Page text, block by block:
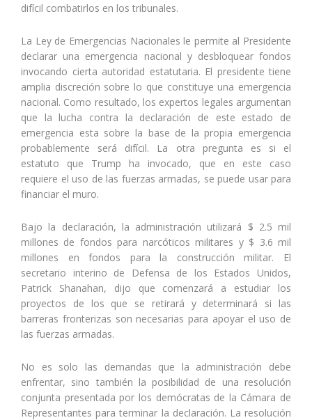
difícil combatirlos en los tribunales.
La Ley de Emergencias Nacionales le permite al Presidente
declarar una emergencia nacional y desbloquear fondos
invocando cierta autoridad estatutaria. El presidente tiene
amplia discreción sobre lo que constituye una emergencia
nacional. Como resultado, los expertos legales argumentan
que la lucha contra la declaración de este estado de
emergencia esta sobre la base de la propia emergencia
probablemente será difícil. La otra pregunta es si el
estatuto que Trump ha invocado, que en este caso
requiere el uso de las fuerzas armadas, se puede usar para
financiar el muro.
Bajo la declaración, la administración utilizará $ 2.5 mil
millones de fondos para narcóticos militares y $ 3.6 mil
millones en fondos para la construcción militar. El
secretario interino de Defensa de los Estados Unidos,
Patrick Shanahan, dijo que comenzará a estudiar los
proyectos de los que se retirará y determinará si las
barreras fronterizas son necesarias para apoyar el uso de
las fuerzas armadas.
No es solo las demandas que la administración debe
enfrentar, sino también la posibilidad de una resolución
conjunta presentada por los demócratas de la Cámara de
Representantes para terminar la declaración. La resolución